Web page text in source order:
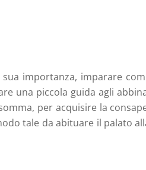
importanza, imparare
una piccola guida agli
per acquisire la
tale da abituare il palato